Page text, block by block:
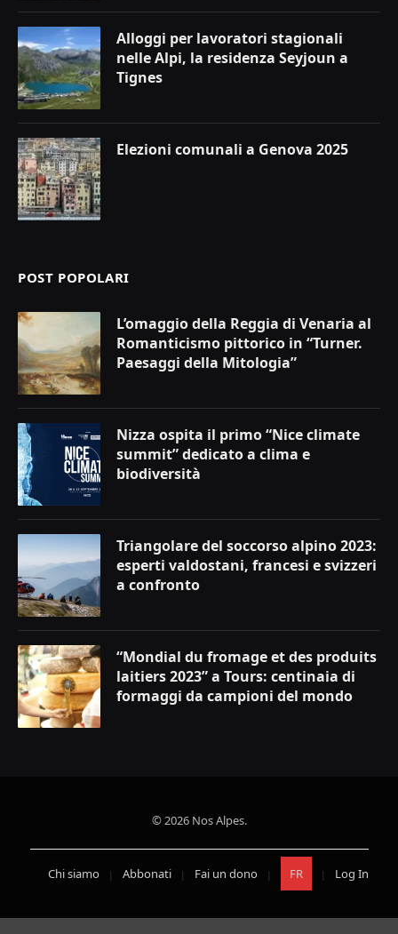
Alloggi per lavoratori stagionali
nelle Alpi, la residenza Seyjoun a
Tignes
Elezioni comunali a Genova 2025
POST POPOLARI
L’omaggio della Reggia di Venaria al
Romanticismo pittorico in “Turner.
Paesaggi della Mitologia”
Nizza ospita il primo “Nice climate
summit” dedicato a clima e
biodiversità
Triangolare del soccorso alpino 2023:
esperti valdostani, francesi e svizzeri
a confronto
“Mondial du fromage et des produits
laitiers 2023” a Tours: centinaia di
formaggi da campioni del mondo
© 2026 Nos Alpes.
Chi siamo Abbonati Fai un dono FR Log In